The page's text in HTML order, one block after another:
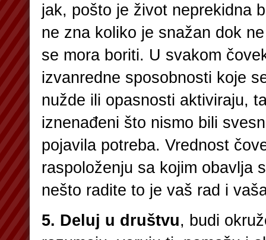
jak, pošto je život neprekidna
ne zna koliko je snažan dok
se mora boriti. U svakom
izvanredne sposobnosti koje
nužde ili opasnosti aktiviraju,
iznenađeni što nismo bili
pojavila potreba. Vrednost
raspoloženju sa kojim obavlja
nešto radite to je vaš rad i
5. Deluj u društvu, budi